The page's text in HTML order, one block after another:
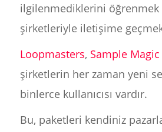
ilgilenmediklerini
şirketleriyle iletişime
Loopmasters, Sample Magic
şirketlerin her zaman yeni
binlerce kullanıcısı vardır.
Bu, paketleri kendiniz